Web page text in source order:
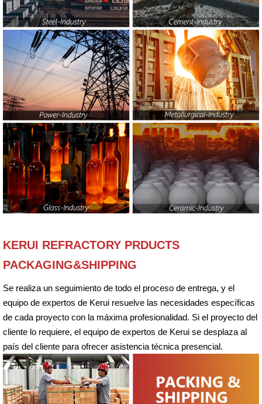
KERUI REFRACTORY PRDUCTS
PACKAGING&SHIPPING
Se realiza un seguimiento de todo el proceso de entrega, y el
equipo de expertos de Kerui resuelve las necesidades específicas
de cada proyecto con la máxima profesionalidad. Si el proyecto del
cliente lo requiere, el equipo de expertos de Kerui se desplaza al
país del cliente para ofrecer asistencia técnica presencial.